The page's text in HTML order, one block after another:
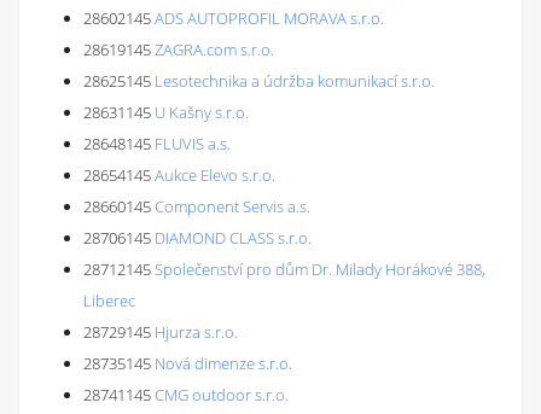
28602145ADS AUTOPROFIL MORAVA s.r.o.
28619145ZAGRA.com s.r.o.
28625145 Lesotechnika a údržba komunikací s.r.o.
28631145 U Kašny s.r.o.
28648145 FLUVIS a.s.
28654145Aukce Elevo s.r.o.
28660145Component Servis a.s.
28706145 DIAMOND CLASS s.r.o.
28712145Společenství pro dům Dr. Milady Horákové 388,
Liberec
28729145 Hjurza s.r.o.
28735145 Nová dimenze s.r.o.
28741145CMG outdoor s.r.o.